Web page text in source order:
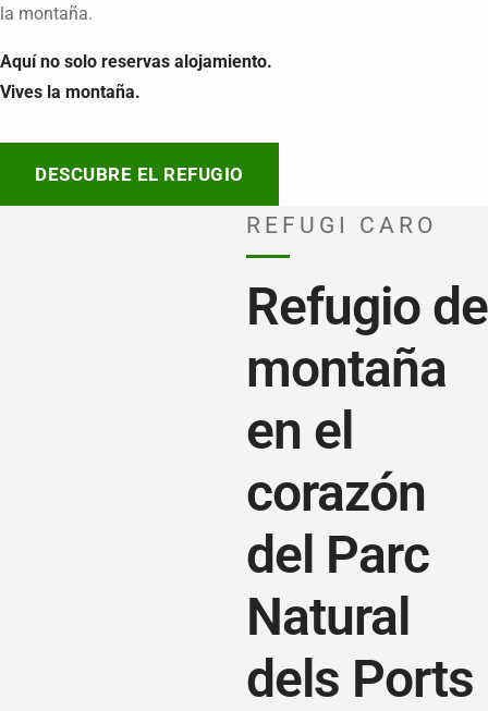
la montaña.
Aquí no solo reservas alojamiento.
Vives la montaña.
DESCUBRE EL REFUGIO
REFUGI CARO
Refugio de
montaña
en el
corazón
del Parc
Natural
dels Ports